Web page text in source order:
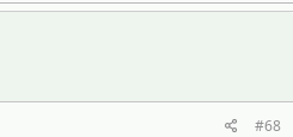
#68